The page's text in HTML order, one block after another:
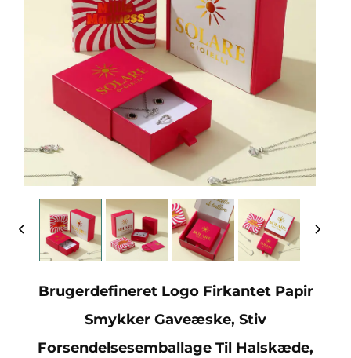
Brugerdefineret Logo Firkantet Papir
Smykker Gaveæske, Stiv
Forsendelsesemballage Til Halskæde,